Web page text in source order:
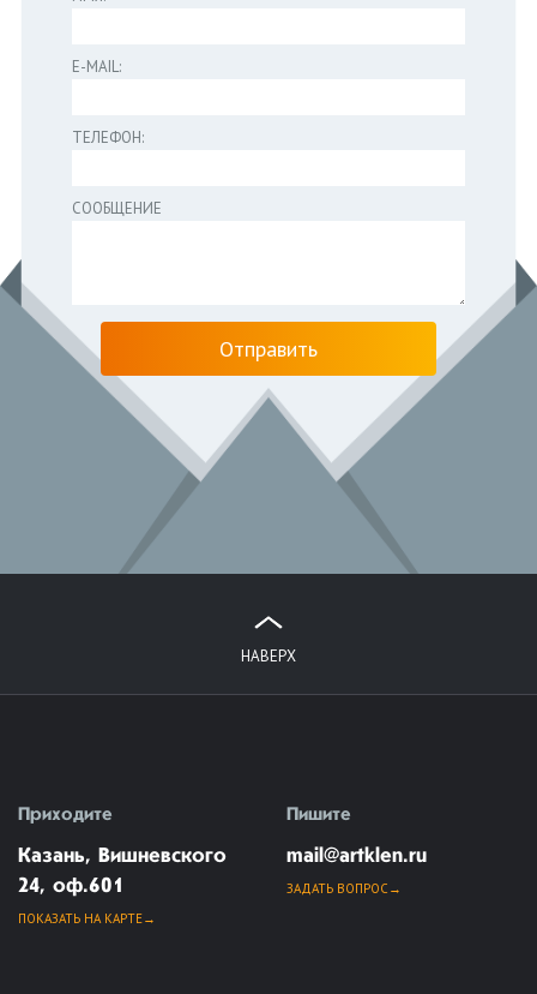
E-MAIL:
ТЕЛЕФОН:
СООБЩЕНИЕ
НАВЕРХ
Приходите
Казань, Вишневского
24, оф.601
ПОКАЗАТЬ НА КАРТЕ
Пишите
mail@artklen.ru
ЗАДАТЬ ВОПРОС